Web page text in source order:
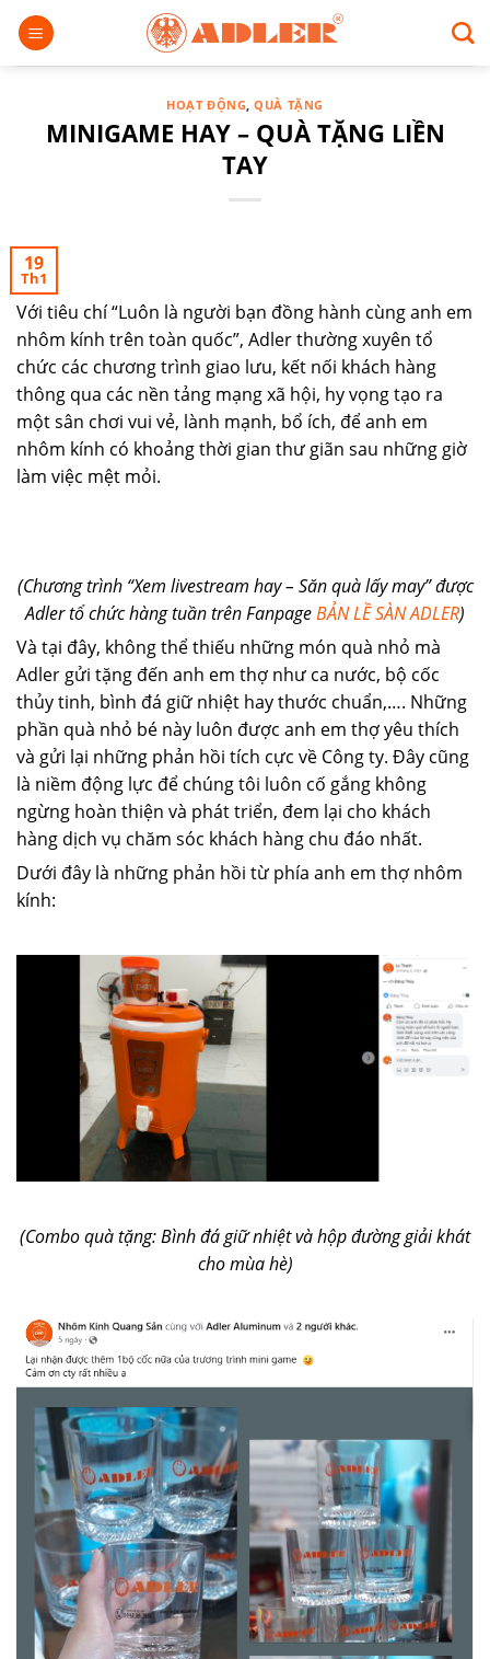
Chuyển
đến
nội
HOẠT ĐỘNG,QUÀ TẶNG
MINIGAME HAY – QUÀ TẶNG LIỀN
TAY
19
Th1
Với tiêu chí “Luôn là người bạn đồng hành cùng anh em
nhôm kính trên toàn quốc”, Adler thường xuyên tổ
chức các chương trình giao lưu, kết nối khách hàng
thông qua các nền tảng mạng xã hội, hy vọng tạo ra
một sân chơi vui vẻ, lành mạnh, bổ ích, để anh em
nhôm kính có khoảng thời gian thư giãn sau những giờ
làm việc mệt mỏi.
(Chương trình “Xem livestream hay – Săn quà lấy may” được
Adler tổ chức hàng tuần trên FanpageBẢN LỀ SÀN ADLER)
Và tại đây, không thể thiếu những món quà nhỏ mà
Adler gửi tặng đến anh em thợ như ca nước, bộ cốc
thủy tinh, bình đá giữ nhiệt hay thước chuẩn,…. Những
phần quà nhỏ bé này luôn được anh em thợ yêu thích
và gửi lại những phản hồi tích cực về Công ty. Đây cũng
là niềm động lực để chúng tôi luôn cố gắng không
ngừng hoàn thiện và phát triển, đem lại cho khách
hàng dịch vụ chăm sóc khách hàng chu đáo nhất.
Dưới đây là những phản hồi từ phía anh em thợ nhôm
kính:
(Combo quà tặng: Bình đá giữ nhiệt và hộp đường giải khát
cho mùa hè)